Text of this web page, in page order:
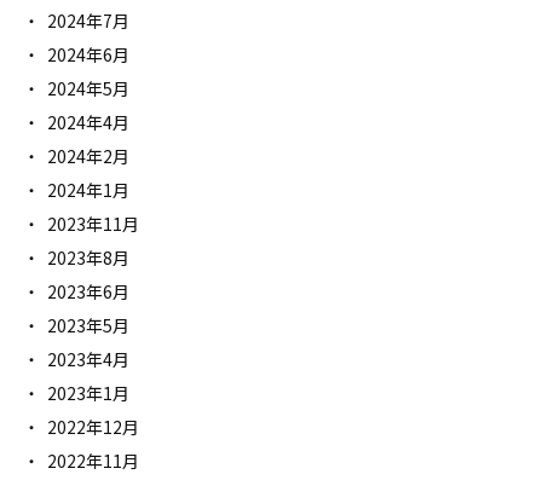
2024年7月
2024年6月
2024年5月
2024年4月
2024年2月
2024年1月
2023年11月
2023年8月
2023年6月
2023年5月
2023年4月
2023年1月
2022年12月
2022年11月